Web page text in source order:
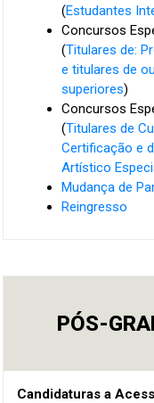
(Estudantes
Concursos
(Titulares de:
e titulares de
superiores)
Concursos
(Titulares de
Certificação e
Artístico
Mudança de
Reingresso
PÓS-
Candidaturas a